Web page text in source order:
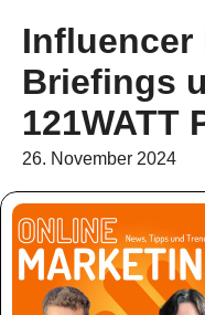
Influencer
Briefings
121WATT
26. November 2024